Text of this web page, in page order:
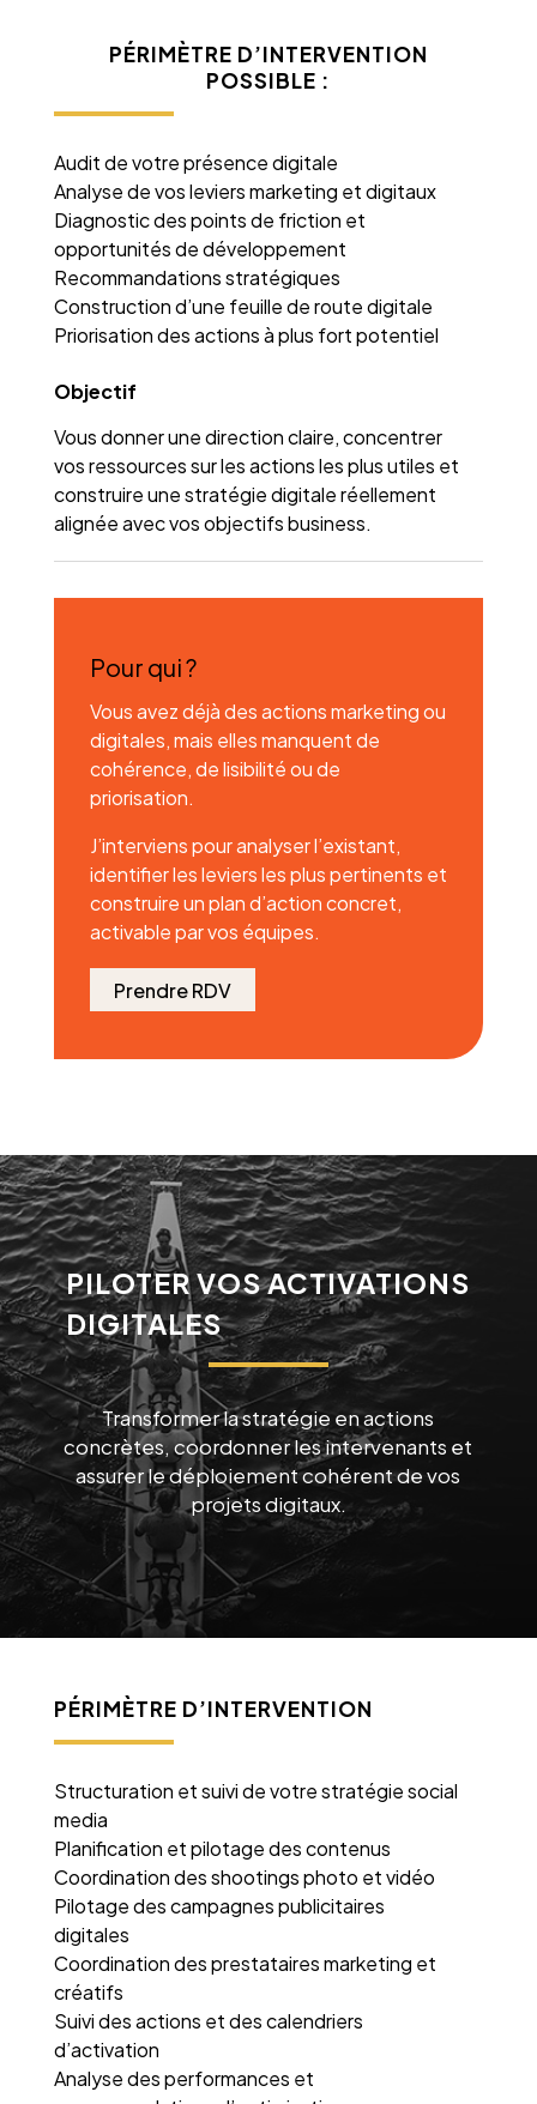
PÉRIMÈTRE D’INTERVENTION
POSSIBLE :
Audit de votre présence digitale
Analyse de vos leviers marketing et digitaux
Diagnostic des points de friction et
opportunités de développement
Recommandations stratégiques
Construction d’une feuille de route digitale
Priorisation des actions à plus fort potentiel
Objectif
Vous donner une direction claire, concentrer
vos ressources sur les actions les plus utiles et
construire une stratégie digitale réellement
alignée avec vos objectifs business.
Pour qui ?
Vous avez déjà des actions marketing ou
digitales, mais elles manquent de
cohérence, de lisibilité ou de
priorisation.
J’interviens pour analyser l’existant,
identifier les leviers les plus pertinents et
construire un plan d’action concret,
activable par vos équipes.
Prendre RDV
PILOTER VOS ACTIVATIONS
DIGITALES
Transformer la stratégie en actions
concrètes, coordonner les intervenants et
assurer le déploiement cohérent de vos
projets digitaux.
PÉRIMÈTRE D’INTERVENTION
Structuration et suivi de votre stratégie social
media
Planification et pilotage des contenus
Coordination des shootings photo et vidéo
Pilotage des campagnes publicitaires
digitales
Coordination des prestataires marketing et
créatifs
Suivi des actions et des calendriers
d’activation
Analyse des performances et